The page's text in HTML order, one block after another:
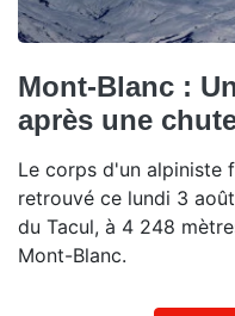
Mont-Blanc :
après une
Le corps d'un alpiniste
retrouvé ce lundi 3
du Tacul, à 4 248
Mont-Blanc.